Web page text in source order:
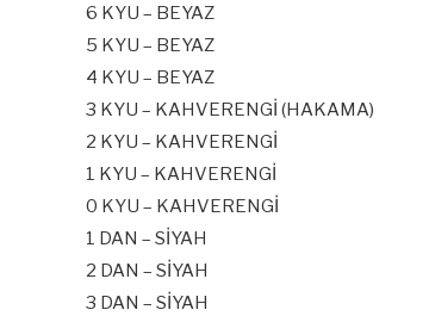
6 KYU – BEYAZ
5 KYU – BEYAZ
4 KYU – BEYAZ
3 KYU – KAHVERENGİ (HAKAMA)
2 KYU – KAHVERENGİ
1 KYU – KAHVERENGİ
0 KYU – KAHVERENGİ
1 DAN – SİYAH
2 DAN – SİYAH
3 DAN – SİYAH